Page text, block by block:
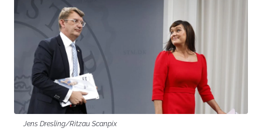
Jens Dresling/Ritzau Scanpix